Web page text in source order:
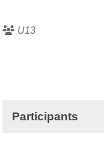
U13
Participants